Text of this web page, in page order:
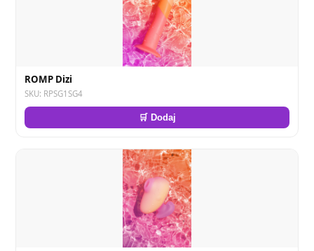
ROMP Dizi
SKU: RPSG1SG4
🛒 Dodaj